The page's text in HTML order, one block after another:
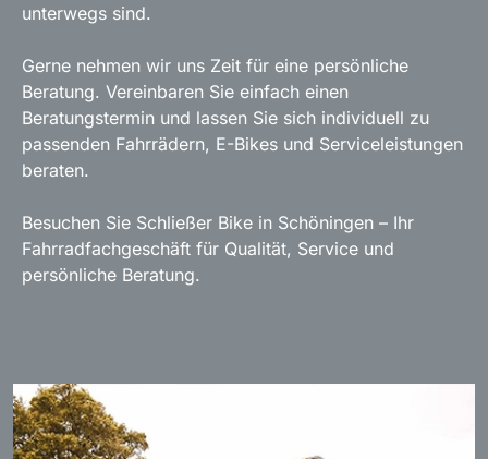
unterwegs sind.
Gerne nehmen wir uns Zeit für eine persönliche
Beratung. Vereinbaren Sie einfach einen
Beratungstermin und lassen Sie sich individuell zu
passenden Fahrrädern, E-Bikes und Serviceleistungen
beraten.
Besuchen Sie Schließer Bike in Schöningen – Ihr
Fahrradfachgeschäft für Qualität, Service und
persönliche Beratung.